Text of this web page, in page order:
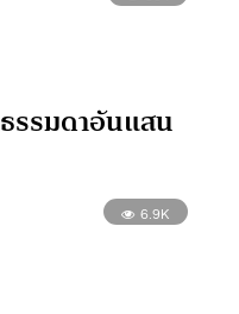
รรมดาอันแสน
6.9K